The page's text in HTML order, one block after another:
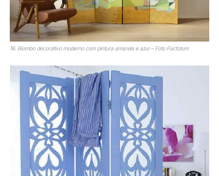
16. Biombo decorativo moderno com pintura amarela e azul – Foto Factotum